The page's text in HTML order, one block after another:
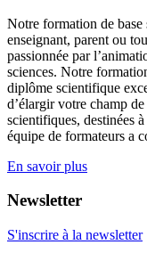
Notre formation de base
enseignant, parent ou
passionnée par
sciences. Notre
diplôme scientifique
d’élargir votre champ
scientifiques, destinées
équipe de formateurs a
En savoir plus
Newsletter
S'inscrire à la newsletter